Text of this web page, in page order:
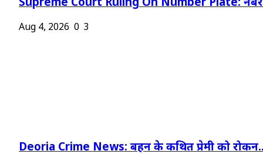
Supreme Court Ruling On Number Plate:
Aug 4, 2026 0 3
Deoria Crime News: बहन के कथित प्रेमी को